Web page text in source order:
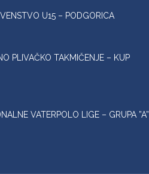
U15 – PODGORICA
PLIVAČKO TAKMIČENJE – KUP
VATERPOLO LIGE – GRUPA ”A”